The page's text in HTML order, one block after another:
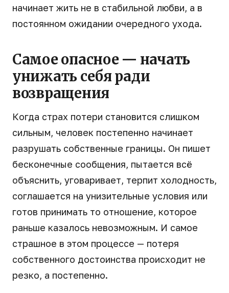
начинает жить не в стабильной любви, а в
постоянном ожидании очередного ухода.
Самое опасное — начать
унижать себя ради
возвращения
Когда страх потери становится слишком
сильным, человек постепенно начинает
разрушать собственные границы. Он пишет
бесконечные сообщения, пытается всё
объяснить, уговаривает, терпит холодность,
соглашается на унизительные условия или
готов принимать то отношение, которое
раньше казалось невозможным. И самое
страшное в этом процессе — потеря
собственного достоинства происходит не
резко, а постепенно.